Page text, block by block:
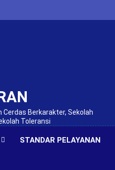
Cerdas Berkarakter, Sekolah
Toleransi
STANDAR PELAYANAN